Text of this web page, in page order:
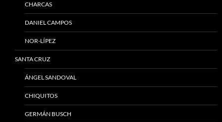
CHARCAS
DANIEL CAMPOS
NOR-LÍPEZ
SANTA CRUZ
ÁNGEL SANDOVAL
CHIQUITOS
GERMÁN BUSCH